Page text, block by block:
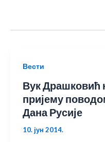
Вести
Вук Драшковић
пријему
Дана Русије
10. јун 2014.